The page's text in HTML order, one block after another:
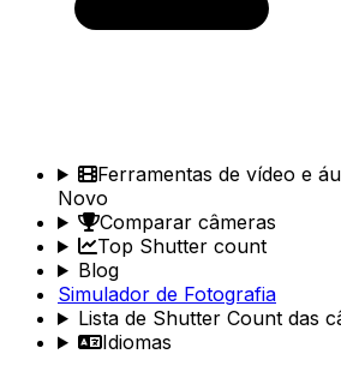
Ferramentas de vídeo e
Novo
Comparar câmeras
Top Shutter count
Blog
Simulador de Fotografia
Lista de Shutter Count das
Idiomas